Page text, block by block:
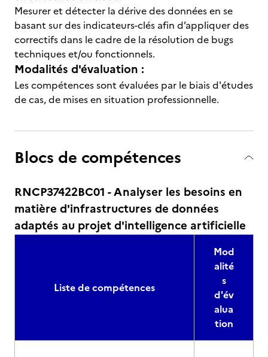
Mesurer et détecter la dérive des données en se
basant sur des indicateurs-clés afin d’appliquer des
correctifs dans le cadre de la résolution de bugs
techniques et/ou fonctionnels.
Modalités d'évaluation :
Les compétences sont évaluées par le biais d'études
de cas, de mises en situation professionnelle.
Blocs de compétences
RNCP37422BC01 - Analyser les besoins en
matière d'infrastructures de données
adaptés au projet d'intelligence artificielle
Liste de compétences
Mod
alité
s
d'év
alua
tion